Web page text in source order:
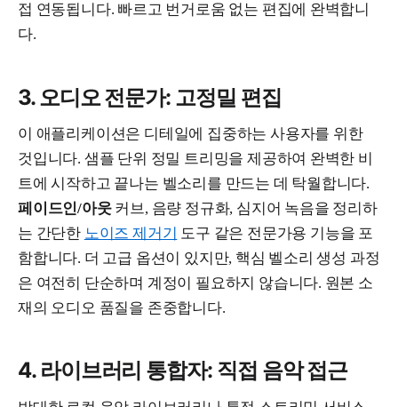
접 연동됩니다. 빠르고 번거로움 없는 편집에 완벽합니
다.
3. 오디오 전문가: 고정밀 편집
이 애플리케이션은 디테일에 집중하는 사용자를 위한
것입니다. 샘플 단위 정밀 트리밍을 제공하여 완벽한 비
트에 시작하고 끝나는 벨소리를 만드는 데 탁월합니다.
페이드인/아웃커브, 음량 정규화, 심지어 녹음을 정리하
는 간단한 노이즈 제거기 도구 같은 전문가용 기능을 포
함합니다. 더 고급 옵션이 있지만, 핵심 벨소리 생성 과정
은 여전히 단순하며 계정이 필요하지 않습니다. 원본 소
재의 오디오 품질을 존중합니다.
4. 라이브러리 통합자: 직접 음악 접근